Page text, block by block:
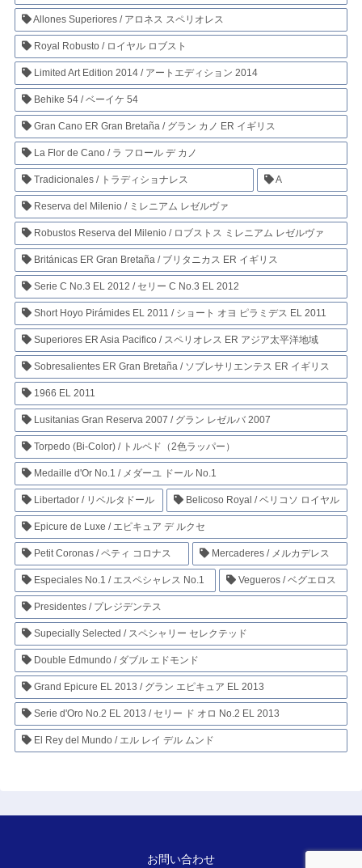
Allones Superiores / アロネス スペリオレス
Royal Robusto / ロイヤル ロブスト
Limited Art Edition 2014 / アートエディション 2014
Behike 54 / ベーイケ 54
Gran Cano ER Gran Bretaña / グラン カノ ER イギリス
La Flor de Cano / ラ フロール デ カノ
Tradicionales / トラディショナレス A
Reserva del Milenio / ミレニアム レゼルヴァ
Robustos Reserva del Milenio / ロブストス ミレニアム レゼルヴァ
Británicas ER Gran Bretaña / ブリタニカス ER イギリス
Serie C No.3 EL 2012 / セリー C No.3 EL 2012
Short Hoyo Pirámides EL 2011 / ショート オヨ ピラミデス EL 2011
Superiores ER Asia Pacifico / スペリオレス ER アジア太平洋地域
Sobresalientes ER Gran Bretaña / ソブレサリエンテス ER イギリス
1966 EL 2011
Lusitanias Gran Reserva 2007 / グラン レゼルバ 2007
Torpedo (Bi-Color) / トルペド（2色ラッパー）
Medaille d'Or No.1 / メダーユ ドール No.1
Libertador / リベルタドール Belicoso Royal / ベリコソ ロイヤル
Epicure de Luxe / エピキュア デ ルクセ
Petit Coronas / ペティ コロナス Mercaderes / メルカデレス
Especiales No.1 / エスペシャレス No.1 Vegueros / ベグエロス
Presidentes / プレジデンテス
Supecially Selected / スペシャリー セレクテッド
Double Edmundo / ダブル エドモンド
Grand Epicure EL 2013 / グラン エピキュア EL 2013
Serie d'Oro No.2 EL 2013 / セリー ド オロ No.2 EL 2013
El Rey del Mundo / エル レイ デル ムンド
お問い合わせ